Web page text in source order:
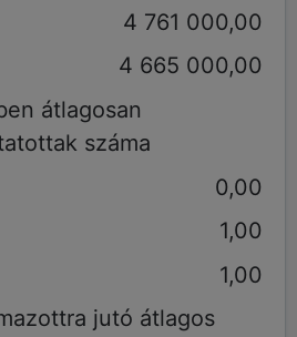
4 761 000,00
4 665 000,00
átlagosan
száma
0,00
1,00
1,00
jutó átlagos